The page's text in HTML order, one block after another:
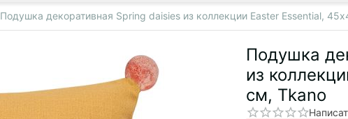
Подушка декоративная Spring daisies из коллекции Easter Essential,
Подушка
из
см, Tkano